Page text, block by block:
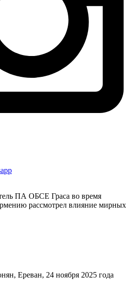
ПА ОБСЕ Граса во время
рассмотрел влияние мирных
Ереван, 24 ноября 2025 года